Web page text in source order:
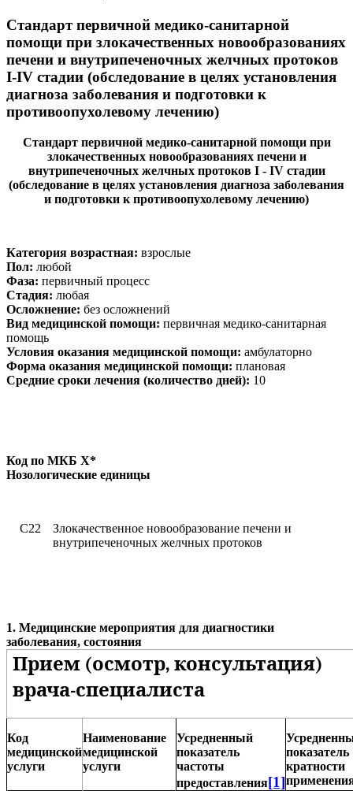
Стандарт первичной медико-санитарной
помощи при злокачественных новообразованиях
печени и внутрипеченочных желчных протоков
I-IV стадии (обследование в целях установления
диагноза заболевания и подготовки к
противоопухолевому лечению)
Стандарт первичной медико-санитарной помощи при
злокачественных новообразованиях печени и
внутрипеченочных желчных протоков I- IVстадии
(обследование в целях установления диагноза заболевания
и подготовки к противоопухолевому лечению)
Категория возрастная: взрослые
Пол: любой
Фаза: первичный процесс
Стадия: любая
Осложнение: без осложнений
Вид медицинской помощи: первичная медико-санитарная
помощь
Условия оказания медицинской помощи: амбулаторно
Форма оказания медицинской помощи: плановая
Средние сроки лечения (количество дней): 10
Код по МКБ X*
Нозологические единицы
C22
Злокачественное новообразование печени и
внутрипеченочных желчных протоков
1. Медицинские мероприятия для диагностики
заболевания, состояния
Прием (осмотр, консультация)
врача-специалиста
Код
медицинской
услуги
Наименование
медицинской
услуги
Усредненный
показатель
частоты
предоставления[1]
показатель
кратности